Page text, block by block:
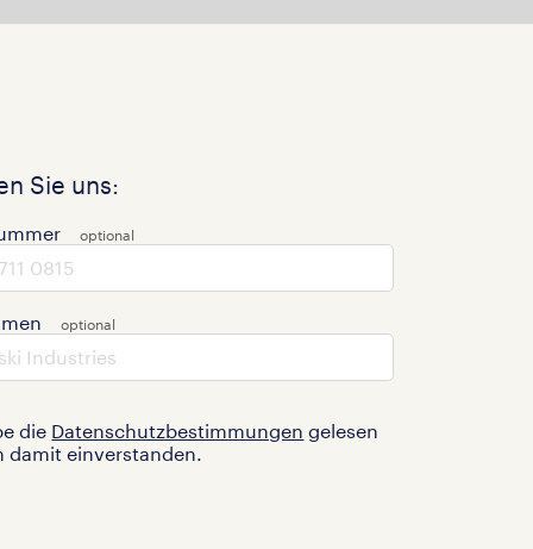
Sie uns:
die Datenschutzbestimmungen gelesen
damit einverstanden.